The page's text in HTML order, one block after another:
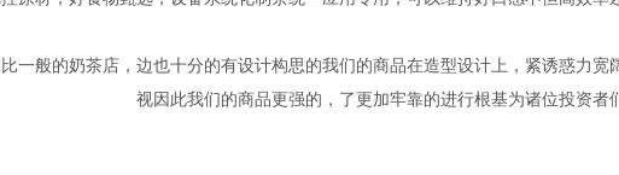
一般的奶茶店，边也十分的有设计构思的我们的商品在造型设计上，紧诱惑力
视因此我们的商品更强的，了更加牢靠的进行根基为诸位投资者